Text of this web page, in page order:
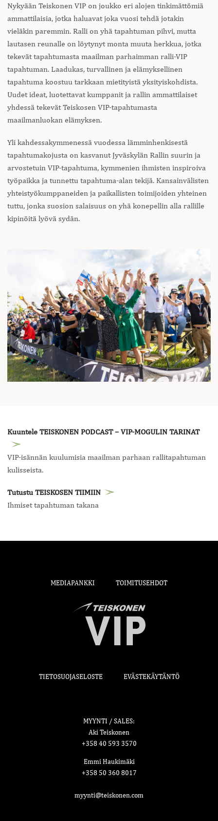
Nykyään Teiskonen VIP on joukko eri alojen tinkimättömiä
ammattilaisia, jotka haluavat joka vuosi tehdä jotakin
vieläkin paremmin. Ralli on yhä tapahtuman pihvi, mutta
lautasen reunalle on löytynyt monta muuta herkkua, jotka
tekevät tapahtumasta maailman parhaimman ralli-VIP
tapahtuman. Laadukas, turvallinen ja elämyksellinen
tapahtuma koostuu tarkkaan mietityistä yksityiskohdista.
Uudet ideat, luotettavat kumppanit ja rallin ammattilaiset
yhdessä tekevät Teiskosen VIP-tapahtumasta
maailmanluokan elämyksen.
Yli kahdessakymmenessä vuodessa lämminhenkisestä
tapahtumakojusta on kasvanut Jyväskylän Rallin suurin ja
arvostetuin VIP-tapahtuma, kymmenien ihmisten inspiroiva
työpaikka ja tunnettu tapahtuma-alan tekijä. Kansainvälisten
yhteistyökumppaneiden ja paikallisten toimijoiden yhteinen
tuttu, jonka suosion salaisuus on yhä konepellin alla rallille
kipinöitä lyövä sydän.
Kuuntele TEISKONEN PODCAST – VIP-MOGULIN TARINAT
VIP-isännän kuulumisia maailman parhaan rallitapahtuman
kulisseista.
Tutustu TEISKOSEN TIIMIIN
Ihmiset tapahtuman takana
MEDIAPANKKI TOIMITUSEHDOT
TIETOSUOJASELOSTE EVÄSTEKÄYTÄNTÖ
MYYNTI / SALES:
Aki Teiskonen
+358 40 593 3570
Emmi Haukimäki
+358 50 360 8017
myynti@teiskonen.com